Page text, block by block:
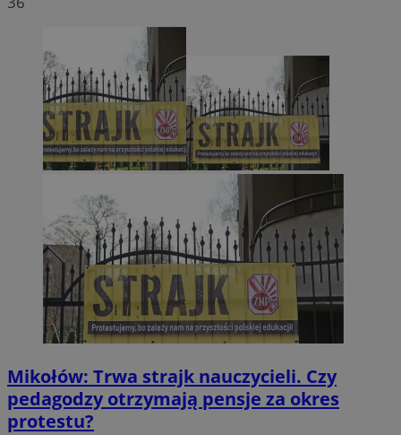
Mikołów: Trwa strajk nauczycieli. Czy
pedagodzy otrzymają pensje za okres
protestu?